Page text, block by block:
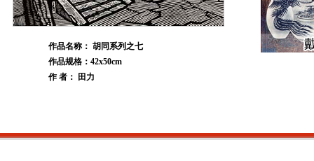
作品名称： 胡同系列之七
作品规格：42x50cm
作 者： 田力